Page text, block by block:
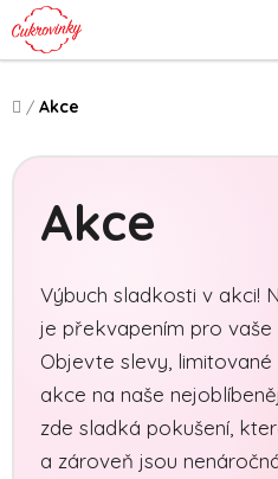
Přejít na obsah
Domů
/ Akce
Akce
Výbuch sladkosti v akci!
je překvapením pro vaše
Objevte slevy,
akce na naše
zde sladká pokušení,
a zároveň jsou